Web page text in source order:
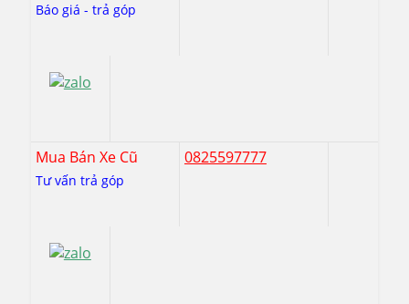
Báo giá - trả góp
Mua Bán Xe Cũ
Tư vấn trả góp
0825597777